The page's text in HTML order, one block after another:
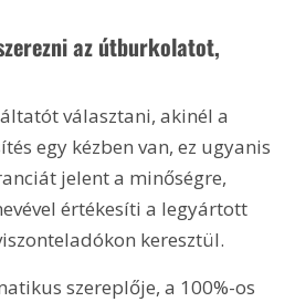
az útburkolatot,
választani, akinél a
egy kézben van, ez ugyanis
jelent a minőségre,
értékesíti a legyártott
keresztül.